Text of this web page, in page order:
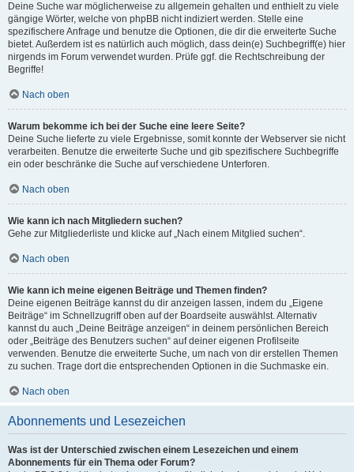
Deine Suche war möglicherweise zu allgemein gehalten und enthielt zu viele
gängige Wörter, welche von phpBB nicht indiziert werden. Stelle eine
spezifischere Anfrage und benutze die Optionen, die dir die erweiterte Suche
bietet. Außerdem ist es natürlich auch möglich, dass dein(e) Suchbegriff(e) hier
nirgends im Forum verwendet wurden. Prüfe ggf. die Rechtschreibung der
Begriffe!
Nach oben
Warum bekomme ich bei der Suche eine leere Seite?
Deine Suche lieferte zu viele Ergebnisse, somit konnte der Webserver sie nicht
verarbeiten. Benutze die erweiterte Suche und gib spezifischere Suchbegriffe
ein oder beschränke die Suche auf verschiedene Unterforen.
Nach oben
Wie kann ich nach Mitgliedern suchen?
Gehe zur Mitgliederliste und klicke auf „Nach einem Mitglied suchen“.
Nach oben
Wie kann ich meine eigenen Beiträge und Themen finden?
Deine eigenen Beiträge kannst du dir anzeigen lassen, indem du „Eigene
Beiträge“ im Schnellzugriff oben auf der Boardseite auswählst. Alternativ
kannst du auch „Deine Beiträge anzeigen“ in deinem persönlichen Bereich
oder „Beiträge des Benutzers suchen“ auf deiner eigenen Profilseite
verwenden. Benutze die erweiterte Suche, um nach von dir erstellen Themen
zu suchen. Trage dort die entsprechenden Optionen in die Suchmaske ein.
Nach oben
Abonnements und Lesezeichen
Was ist der Unterschied zwischen einem Lesezeichen und einem
Abonnements für ein Thema oder Forum?